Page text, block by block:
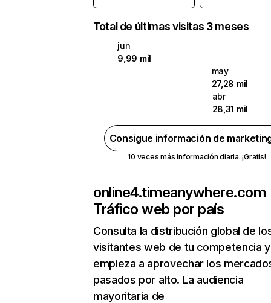
Total de últimas visitas 3 meses
jun
9,99 mil
may
27,28 mil
abr
28,31 mil
Consigue información de
10 veces más información diaria. ¡Gratis!
online4.timeanywhere.com
Tráfico web por país
Consulta la distribución global de
visitantes web de tu competencia y
empieza a aprovechar los
pasados por alto. La audiencia
mayoritaria de